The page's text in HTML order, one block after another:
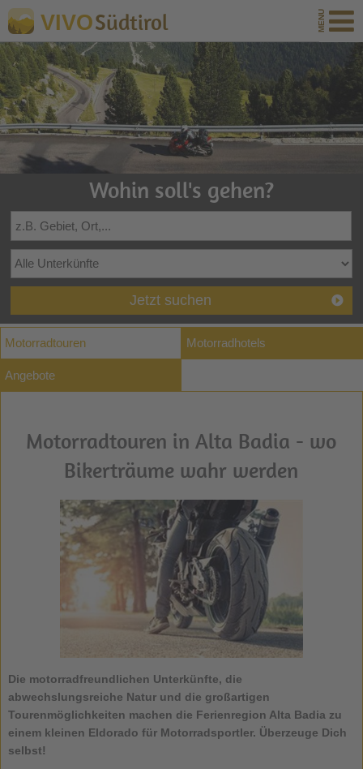
VIVOSüdtirol
Wohin soll's gehen?
Jetzt suchen
Motorradtouren Motorradhotels
Angebote
Motorradtouren in Alta Badia - wo
Bikerträume wahr werden
Die motorradfreundlichen Unterkünfte, die
abwechslungsreiche Natur und die großartigen
Tourenmöglichkeiten machen die Ferienregion Alta Badia zu
einem kleinen Eldorado für Motorradsportler. Überzeuge Dich
selbst!